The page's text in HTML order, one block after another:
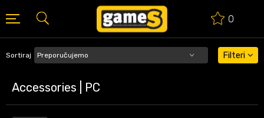
0
BESPLATNA ISPORUKA PORUDŽBINA PREKO 50 EUR
Accessories | PC
Sortiraj Filteri